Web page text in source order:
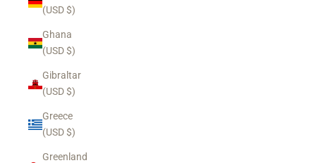
(USD $)
Ghana
(USD $)
Gibraltar
(USD $)
Greece
(USD $)
Greenland